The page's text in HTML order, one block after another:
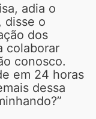
adia o
disse o
dos
colaborar
conosco.
em 24 horas
dessa